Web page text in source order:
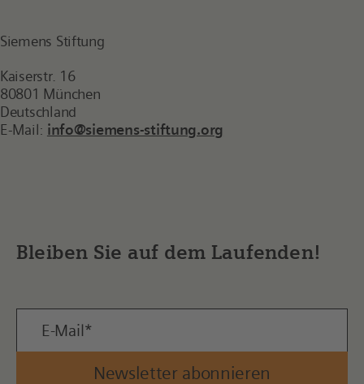
Siemens Stiftung
Kaiserstr. 16
80801 München
Deutschland
E-Mail: info@siemens-stiftung.org
Bleiben Sie auf dem Laufenden!
Newsletter abonnieren